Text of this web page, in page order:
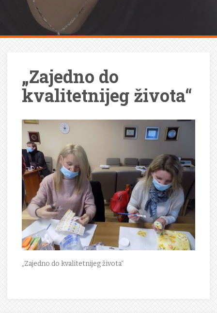
„Zajedno do
kvalitetnijeg života“
„Zajedno do kvalitetnijeg života“